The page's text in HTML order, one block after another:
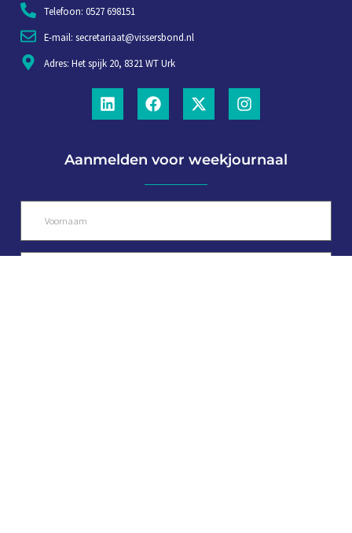
Telefoon: 0527 698151
E-mail: secretariaat@vissersbond.nl
Adres: Het spijk 20, 8321 WT Urk
Aanmelden voor weekjournaal